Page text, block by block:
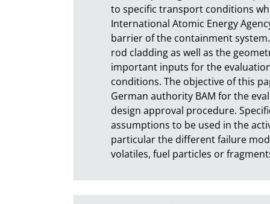
to specific transport conditions
International Atomic Energy
barrier of the containment
rod cladding as well as the
important inputs for the
conditions. The objective of this
German authority BAM for the
design approval procedure.
assumptions to be used in the
particular the different failure
volatiles, fuel particles or